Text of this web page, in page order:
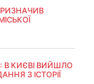
В КИЄВІ ВИЙШЛО
З ІСТОРІЇ